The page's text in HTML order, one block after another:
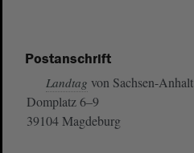
Postanschrift
Landtag von Sachsen-Anhalt
Domplatz 6–9
39104 Magdeburg